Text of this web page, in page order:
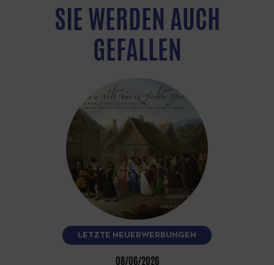
SIE WERDEN AUCH
GEFALLEN
LETZTE NEUERWERBUNGEN
08/06/2026